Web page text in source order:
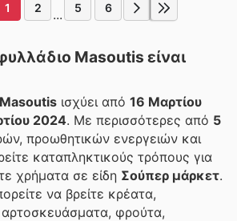
1 2 ... 5 6
Masoutis είναι
Masoutis ισχύει από 16 Μαρτίου
2024 . Με περισσότερες από 5
προωθητικών ενεργειών και
καταπληκτικούς τρόπους για
χρήματα σε είδη Σούπερ μάρκετ.
να βρείτε κρέατα,
αρτοσκευάσματα, φρούτα,